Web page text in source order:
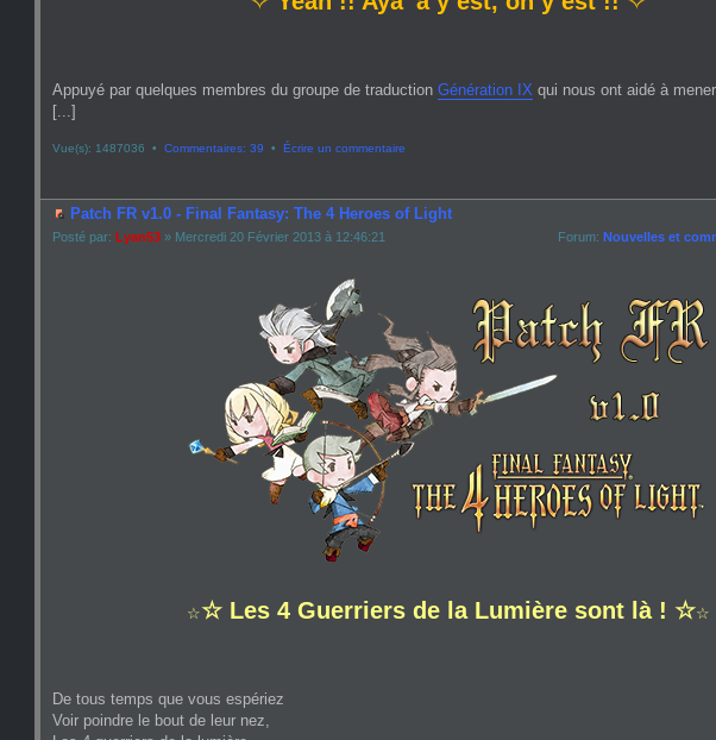
Appuyé par quelques membres du groupe de traduction Génération IX qui nous ont aidé à
[...]
Vue(s): 1487036 • Commentaires: 39 • Écrire un commentaire
Patch FR v1.0 - Final Fantasy: The 4 Heroes of Light
Posté par: Lyan53» Mercredi 20 Février 2013 à 12:46:21 Forum: Nouvelles et
☆☆ Les 4 Guerriers de la Lumière sont là ! ☆☆
De tous temps que vous espériez
Voir poindre le bout de leur nez,